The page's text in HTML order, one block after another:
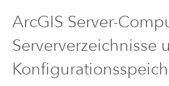
ArcGIS Server-
Serververzeichnisse